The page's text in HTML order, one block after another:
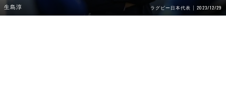
生島淳 ラグビー日本代表 2023/12/29